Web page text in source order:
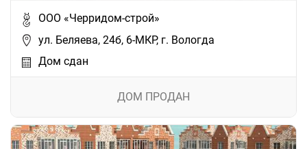
ООО «Черридом-строй»
ул. Беляева, 24б, 6-МКР, г. Вологда
Дом сдан
ДОМ ПРОДАН